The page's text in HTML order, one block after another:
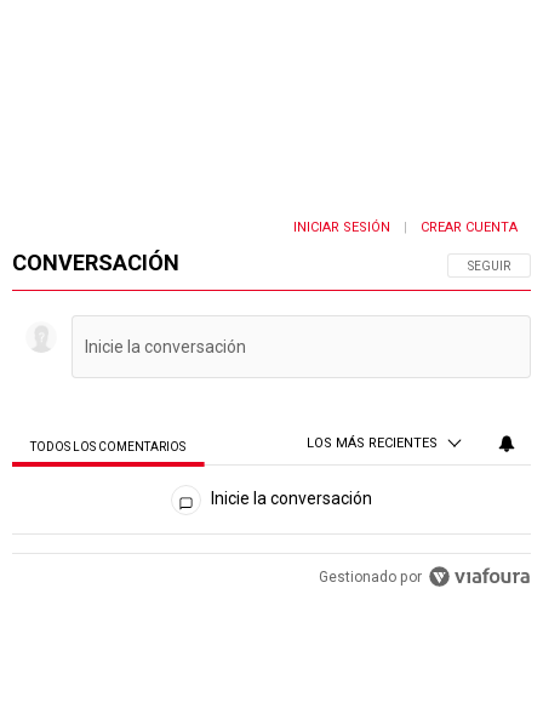
CONVERSACIÓN SIGA ESTA
SEGUIR
INICIAR SESIÓN CREAR CUENTA
TODOS LOS COMENTARIOS LOS MÁS RECIENTES
Todos los comentarios
Inicie la conversación